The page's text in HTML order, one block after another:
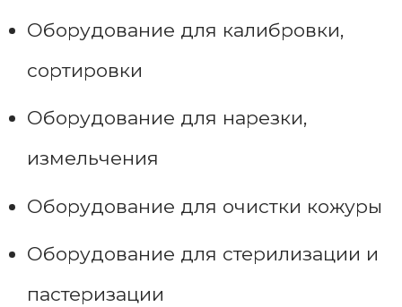
Оборудование для калибровки,
сортировки
Оборудование для нарезки,
измельчения
Оборудование для очистки кожуры
Оборудование для стерилизации и
пастеризации